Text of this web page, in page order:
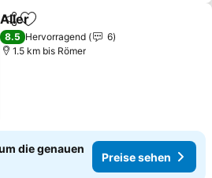
TeilenZu Favoriten hinzufügen
Aller
8.5 Hervorragend
6
1.5 km bis Römer
die genauen
Preise sehen